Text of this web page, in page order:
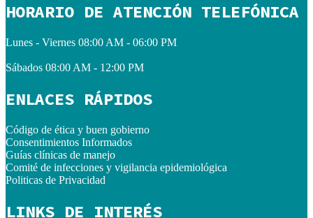
HORARIO DE ATENCIÓN TELEFÓNICA
Lunes - Viernes 08:00 AM - 06:00 PM
Sábados 08:00 AM - 12:00 PM
ENLACES RÁPIDOS
Código de ética y buen gobierno
Consentimientos Informados
Guías clínicas de manejo
Comité de infecciones y vigilancia epidemiológica
Politicas de Privacidad
LINKS DE INTERÉS